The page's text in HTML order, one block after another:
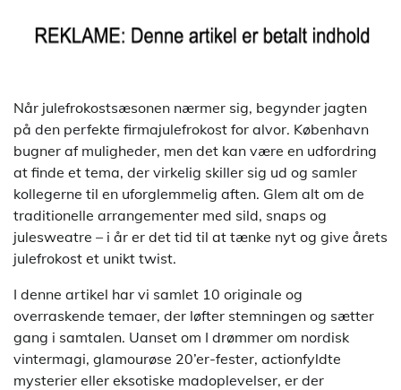
Når julefrokostsæsonen nærmer sig, begynder jagten
på den perfekte firmajulefrokost for alvor. København
bugner af muligheder, men det kan være en udfordring
at finde et tema, der virkelig skiller sig ud og samler
kollegerne til en uforglemmelig aften. Glem alt om de
traditionelle arrangementer med sild, snaps og
julesweatre – i år er det tid til at tænke nyt og give årets
julefrokost et unikt twist.
I denne artikel har vi samlet 10 originale og
overraskende temaer, der løfter stemningen og sætter
gang i samtalen. Uanset om I drømmer om nordisk
vintermagi, glamourøse 20’er-fester, actionfyldte
mysterier eller eksotiske madoplevelser, er der